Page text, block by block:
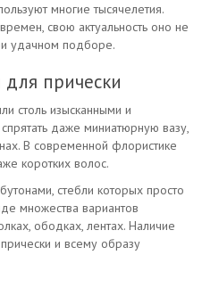
многие тысячелетия.
свою актуальность оно не
удачном подборе.
прически
столь изысканными и
даже миниатюрную вазу,
В современной флористике
коротких волос.
стебли которых просто
множества вариантов
ободках, лентах. Наличие
и всему образу